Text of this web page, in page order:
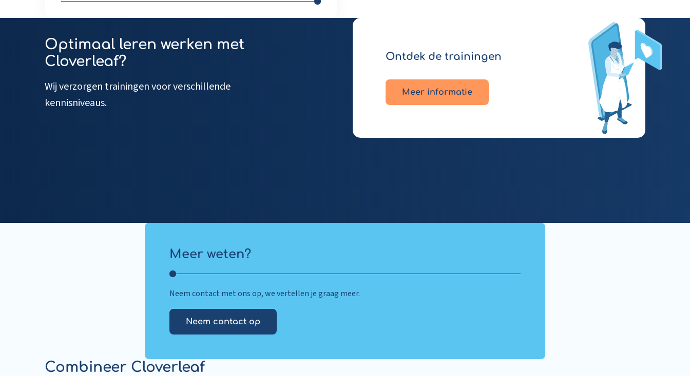
Optimaal leren werken met
Cloverleaf?
Wij verzorgen trainingen voor verschillende
kennisniveaus.
Ontdek de trainingen
Meer informatie
Meer weten?
Neem contact met ons op, we vertellen je graag meer.
Neem contact op
Combineer Cloverleaf